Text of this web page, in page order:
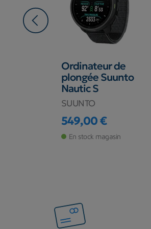
Ordinateur de
plongée Suunto
Nautic S
SUUNTO
Prix
549,00 €
En stock magasin